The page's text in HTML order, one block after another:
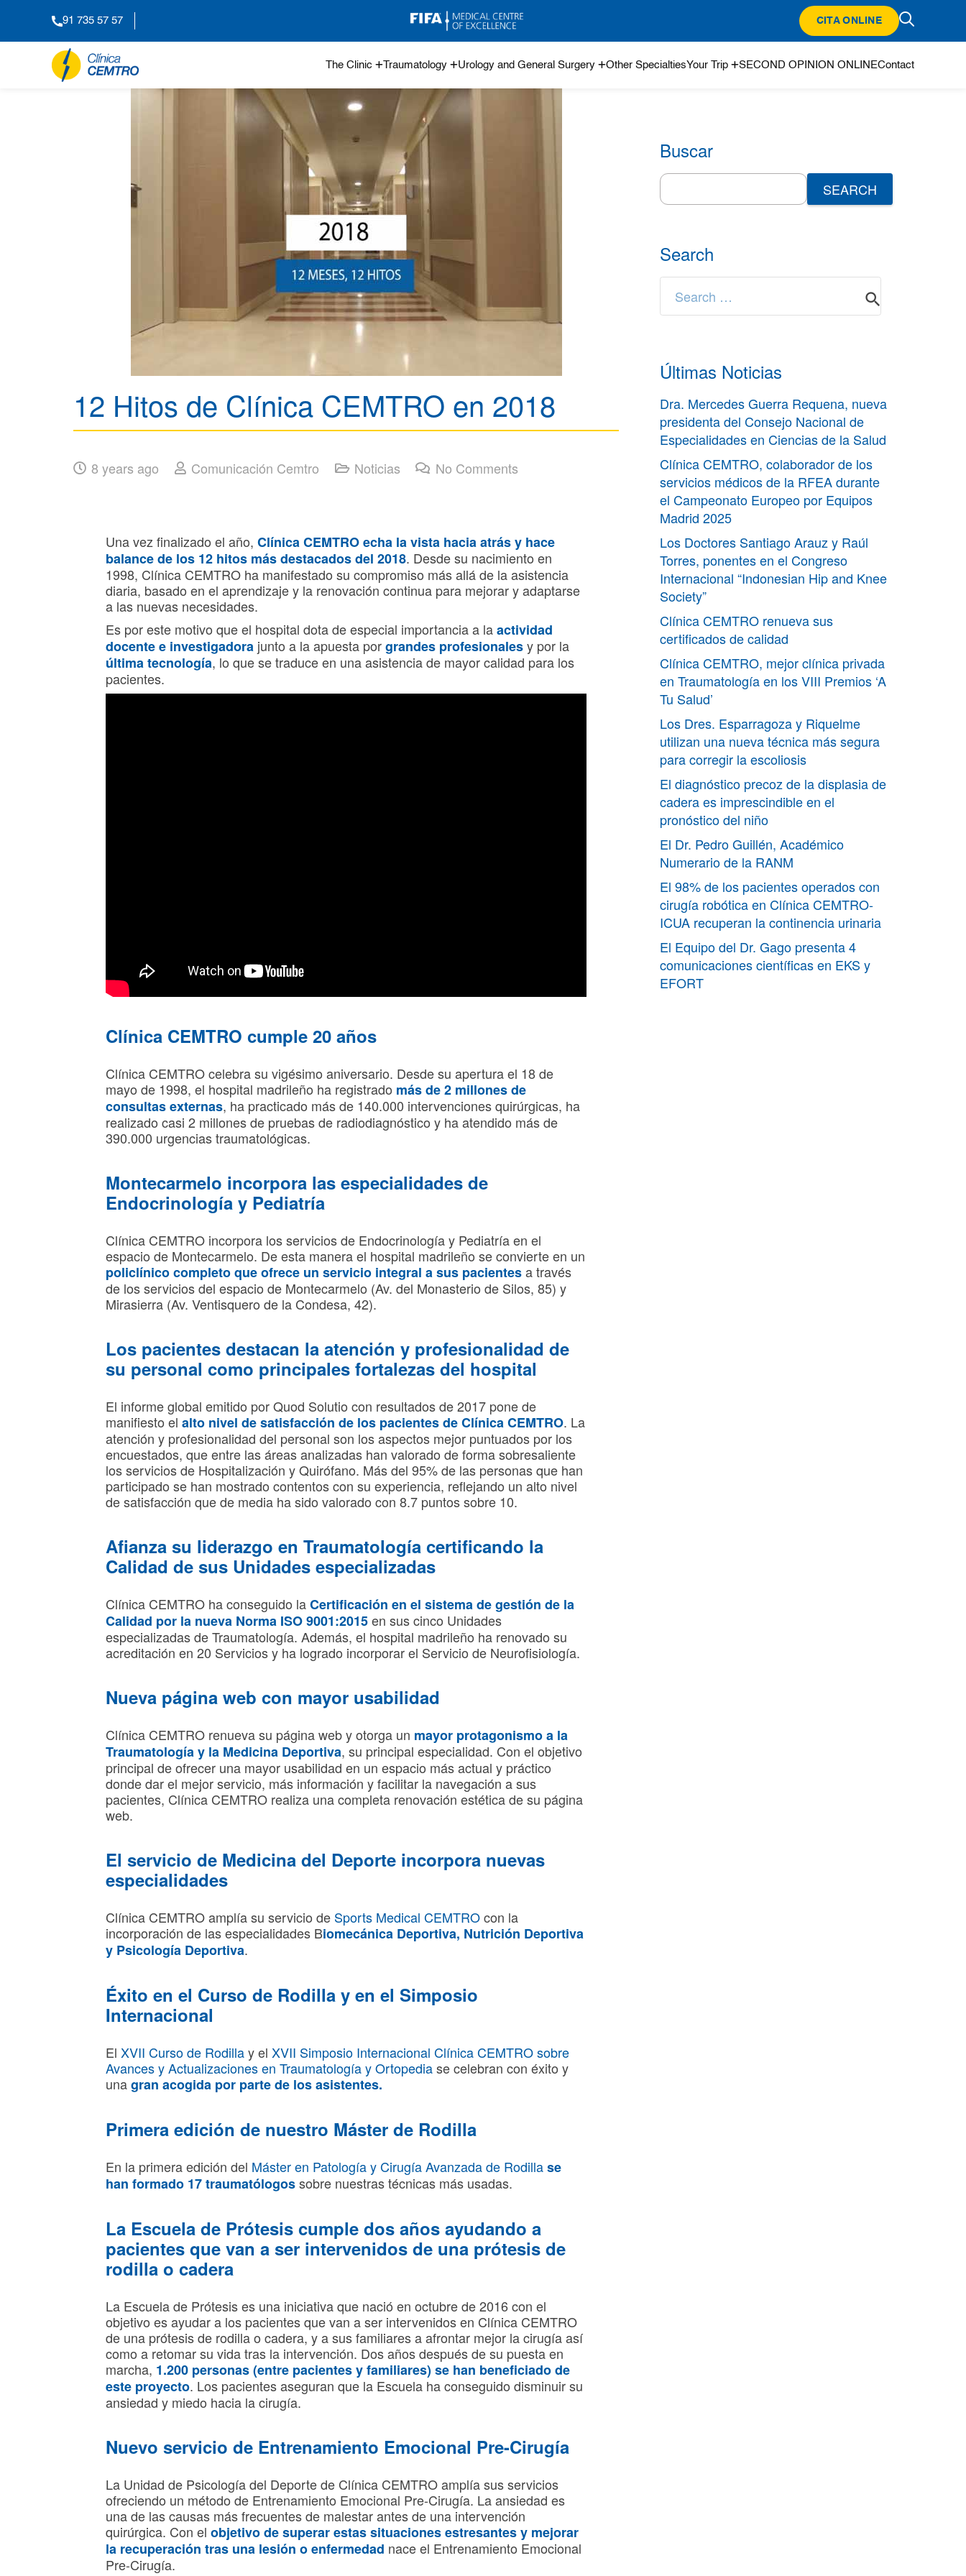
91 735 57 57 CITA ONLINE
The Clinic Traumatology Urology and General Surgery Other SpecialtiesYour Trip SECOND OPINION ONLINEContact
12 Hitos de Clínica CEMTRO en 2018
8 years ago Comunicación Cemtro Noticias No Comments
Una vez finalizado el año, Clínica CEMTRO echa la vista hacia atrás y hace
balance de los 12 hitos más destacados del 2018. Desde su nacimiento en
1998, Clínica CEMTRO ha manifestado su compromiso más allá de la asistencia
diaria, basado en el aprendizaje y la renovación continua para mejorar y adaptarse
a las nuevas necesidades.
Es por este motivo que el hospital dota de especial importancia a laactividad
docente e investigadora junto a la apuesta porgrandes profesionalesy por la
última tecnología, lo que se traduce en una asistencia de mayor calidad para los
pacientes.
Clínica CEMTRO cumple 20 años
Clínica CEMTRO celebra su vigésimo aniversario. Desde su apertura el 18 de
mayo de 1998, el hospital madrileño ha registrado más de 2 millones de
consultas externas, ha practicado más de 140.000 intervenciones quirúrgicas, ha
realizado casi 2 millones de pruebas de radiodiagnóstico y ha atendido más de
390.000 urgencias traumatológicas.
Montecarmelo incorpora las especialidades de
Endocrinología y Pediatría
Clínica CEMTRO incorpora los servicios de Endocrinología y Pediatría en el
espacio de Montecarmelo. De esta manera el hospital madrileño se convierte en un
policlínico completo que ofrece un servicio integral a sus pacientesa través
de los servicios del espacio de Montecarmelo (Av. del Monasterio de Silos, 85) y
Mirasierra (Av. Ventisquero de la Condesa, 42).
Los pacientes destacan la atención y profesionalidad de
su personal como principales fortalezas del hospital
El informe global emitido por Quod Solutio con resultados de 2017 pone de
manifiesto el alto nivel de satisfacción de los pacientes de Clínica CEMTRO. La
atención y profesionalidad del personal son los aspectos mejor puntuados por los
encuestados, que entre las áreas analizadas han valorado de forma sobresaliente
los servicios de Hospitalización y Quirófano. Más del 95% de las personas que han
participado se han mostrado contentos con su experiencia, reflejando un alto nivel
de satisfacción que de media ha sido valorado con 8.7 puntos sobre 10.
Afianza su liderazgo en Traumatología certificando la
Calidad de sus Unidades especializadas
Clínica CEMTRO ha conseguido laCertificación en el sistema de gestión de la
Calidad por la nueva Norma ISO 9001:2015en sus cinco Unidades
especializadas de Traumatología. Además, el hospital madrileño ha renovado su
acreditación en 20 Servicios y ha logrado incorporar el Servicio de Neurofisiología.
Nueva página web con mayor usabilidad
Clínica CEMTRO renueva su página web y otorga un mayor protagonismo a la
Traumatología y la Medicina Deportiva, su principal especialidad. Con el objetivo
principal de ofrecer una mayor usabilidad en un espacio más actual y práctico
donde dar el mejor servicio, más información y facilitar la navegación a sus
pacientes, Clínica CEMTRO realiza una completa renovación estética de su página
web.
El servicio de Medicina del Deporte incorpora nuevas
especialidades
Clínica CEMTRO amplía su servicio de Sports Medical CEMTROcon la
incorporación de las especialidades Biomecánica Deportiva, Nutrición Deportiva
y Psicología Deportiva.
Éxito en el Curso de Rodilla y en el Simposio
Internacional
El XVII Curso de Rodillay el XVII Simposio Internacional Clínica CEMTRO sobre
Avances y Actualizaciones en Traumatología y Ortopediase celebran con éxito y
unagran acogida por parte de los asistentes.
Primera edición de nuestro Máster de Rodilla
En la primera edición del Máster en Patología y Cirugía Avanzada de Rodillase
han formado 17 traumatólogossobre nuestras técnicas más usadas.
La Escuela de Prótesis cumple dos años ayudando a
pacientes que van a ser intervenidos de una prótesis de
rodilla o cadera
La Escuela de Prótesis es una iniciativa que nació en octubre de 2016 con el
objetivo es ayudar a los pacientes que van a ser intervenidos en Clínica CEMTRO
de una prótesis de rodilla o cadera, y a sus familiares a afrontar mejor la cirugía así
como a retomar su vida tras la intervención. Dos años después de su puesta en
marcha, 1.200 personas (entre pacientes y familiares) se han beneficiado de
este proyecto. Los pacientes aseguran que la Escuela ha conseguido disminuir su
ansiedad y miedo hacia la cirugía.
Nuevo servicio de Entrenamiento Emocional Pre-Cirugía
La Unidad de Psicología del Deporte de Clínica CEMTRO amplía sus servicios
ofreciendo un método de Entrenamiento Emocional Pre-Cirugía. La ansiedad es
una de las causas más frecuentes de malestar antes de una intervención
quirúrgica. Con el objetivo de superar estas situaciones estresantes y mejorar
la recuperación tras una lesión o enfermedad nace el Entrenamiento Emocional
Pre-Cirugía.
Buscar
Search
for:
Search
Search
for:
Últimas Noticias
Dra. Mercedes Guerra Requena, nueva
presidenta del Consejo Nacional de
Especialidades en Ciencias de la Salud
Clínica CEMTRO, colaborador de los
servicios médicos de la RFEA durante
el Campeonato Europeo por Equipos
Madrid 2025
Los Doctores Santiago Arauz y Raúl
Torres, ponentes en el Congreso
Internacional “Indonesian Hip and Knee
Society”
Clínica CEMTRO renueva sus
certificados de calidad
Clínica CEMTRO, mejor clínica privada
en Traumatología en los VIII Premios ‘A
Tu Salud’
Los Dres. Esparragoza y Riquelme
utilizan una nueva técnica más segura
para corregir la escoliosis
El diagnóstico precoz de la displasia de
cadera es imprescindible en el
pronóstico del niño
El Dr. Pedro Guillén, Académico
Numerario de la RANM
El 98% de los pacientes operados con
cirugía robótica en Clínica CEMTRO-
ICUA recuperan la continencia urinaria
El Equipo del Dr. Gago presenta 4
comunicaciones científicas en EKS y
EFORT